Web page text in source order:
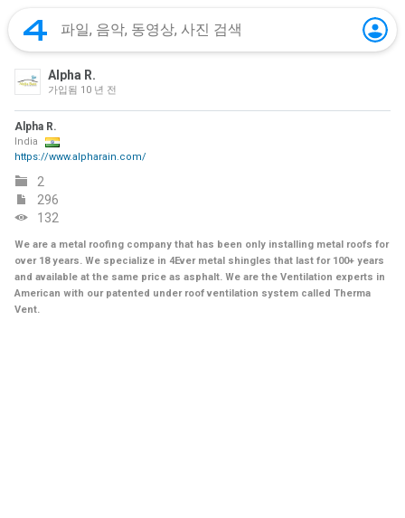
Alpha R.
가입됨 10 년 전
Alpha R.
India
https://www.alpharain.com/
2
296
132
We are a metal roofing company that has been only installing metal roofs for
over 18 years. We specialize in 4Ever metal shingles that last for 100+ years
and available at the same price as asphalt. We are the Ventilation experts in
American with our patented under roof ventilation system called Therma
Vent.